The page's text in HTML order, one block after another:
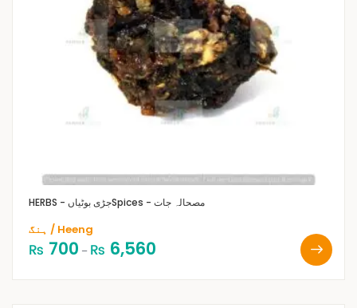
HERBS - جڑی بوٹیاں Spices - مصحالہ جات
ہنگ / Heeng
₨ 700 – ₨ 6,560